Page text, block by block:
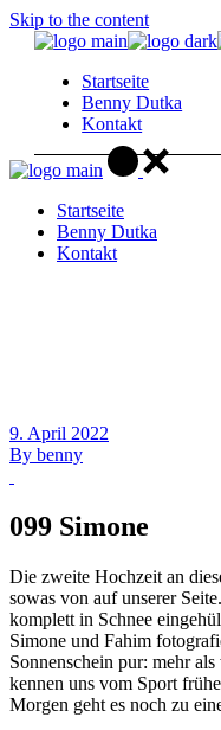
Skip to the content
Startseite
Benny Dutka
Kontakt
Startseite
Benny Dutka
Kontakt
9. April 2022
By benny
099 Simone
Die zweite Hochzeit an
sowas von auf unserer
komplett in Schnee
Simone und Fahim
Sonnenschein pur: mehr
kennen uns vom Sport
Morgen geht es noch zu